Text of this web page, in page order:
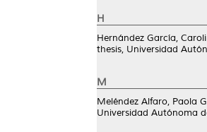
H
Hernández García,
thesis, Universidad
M
Meléndez Alfaro, Paola
Universidad Autónoma